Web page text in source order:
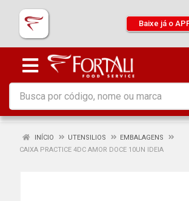
Baixe já o
INÍCIO UTENSILIOS
EMBALAGENS
CAIXA PRACTICE 4DC AMOR DOCE 10UN IDEIA